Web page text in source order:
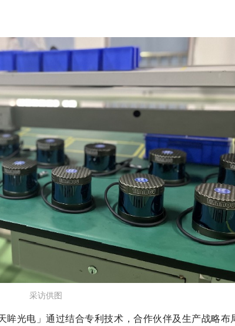
采访供图
眸光电」通过结合专利技术，合作伙伴及生产战略布